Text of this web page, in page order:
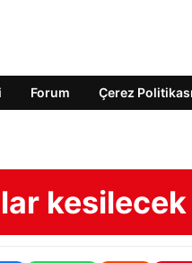
Forum Çerez Politikası
kesilecek